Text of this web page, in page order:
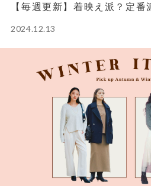
【毎週更新】着映え派？定番
2024.12.13